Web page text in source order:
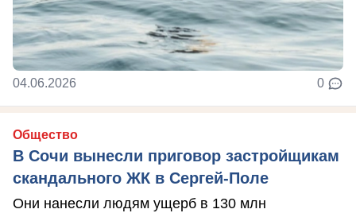
04.06.2026 0
Общество
В Сочи вынесли приговор застройщикам
скандального ЖК в Сергей-Поле
Они нанесли людям ущерб в 130 млн